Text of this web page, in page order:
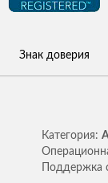
Знак доверия
Категория:
Поддержка